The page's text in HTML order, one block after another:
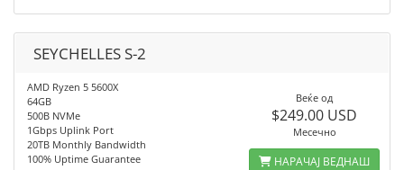
SEYCHELLES S-2
AMD Ryzen 5 5600X
64GB
500B NVMe
1Gbps Uplink Port
20TB Monthly Bandwidth
100% Uptime Guarantee
Веќе од
$249.00 USD
Месечно
НАРАЧАЈ ВЕДНАШ